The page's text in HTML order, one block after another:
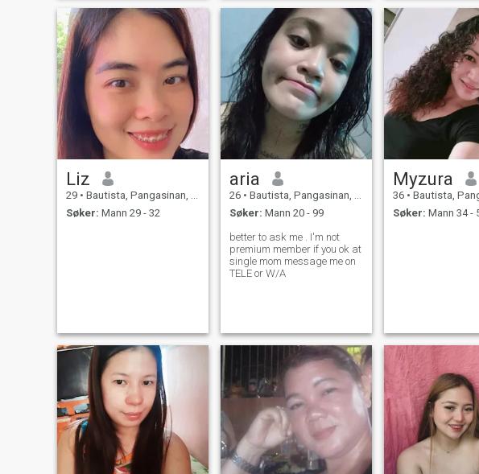
Liz
29 • Bautista, Pangasinan, Filippinene
Søker: Mann 29 - 32
aria
26 • Bautista, Pangasinan, Filippinene
Søker: Mann 20 - 99
better to ask me . I'm not
premium member if you ok at
single mom message me on
TELE or W/A
Myzura
36 • Bautista,
Søker: Mann 34 -